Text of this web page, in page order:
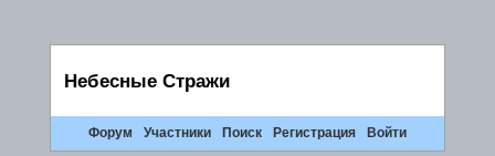
Небесные Стражи
Форум Участники Поиск Регистрация Войти